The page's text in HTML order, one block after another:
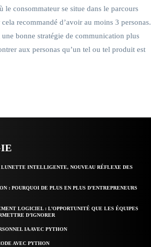
le consommateur se situe dans le parcours
recommandé d’avoir au moins 3 personas.
bonne stratégie de communication plus
aux personas qu’un tel ou tel produit est
LUNETTE INTELLIGENTE, NOUVEAU RÉFLEXE DES
: POURQUOI DE PLUS EN PLUS D’ENTREPRENEURS
LOGICIEL : L’OPPORTUNITÉ QUE LES ÉQUIPES
D’IGNORER
IA AVEC PYTHON
AVEC PYTHON